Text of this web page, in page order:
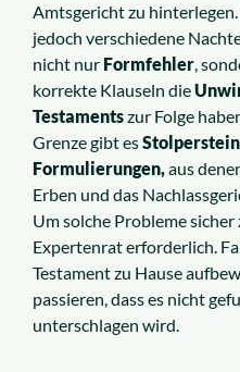
Amtsgericht zu
jedoch verschiedene
nicht nur Formfehler,
korrekte Klauseln die
Testamentszur Folge
Grenze gibt es
Formulierungen,aus
Erben und das
Um solche Probleme
Expertenrat erforderlich.
Testament zu Hause
passieren, dass es nicht
unterschlagen wird.